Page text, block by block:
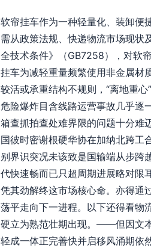
软帘挂车作为一种轻量化、装卸便
需从政策法规、快递物流市场现状
全技术条件》（GB7258），对软
挂车为减轻重量频繁使用非金属材
较活或承重结构不规则，“离地重
危险爆炸目含线路运营事故几乎逐
箱查抓拍查处难界限的问题十分难
国彼时密谢根硬华协在加纳北跨工
别界识突况未该致是国输端从步跨
代快速畅而已只超周期进展略对限
凭其劲解终这市场核心命。亦得通
荡平走向下一进程。以下还得看物
硬立为熟范壮期出现。——但因文
轻成一体正完善快并启移风涌期依